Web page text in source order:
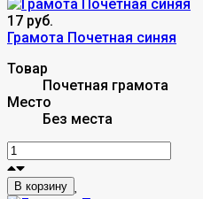
17 руб.
Грамота Почетная синяя
Товар
Почетная грамота
Место
Без места
В корзину